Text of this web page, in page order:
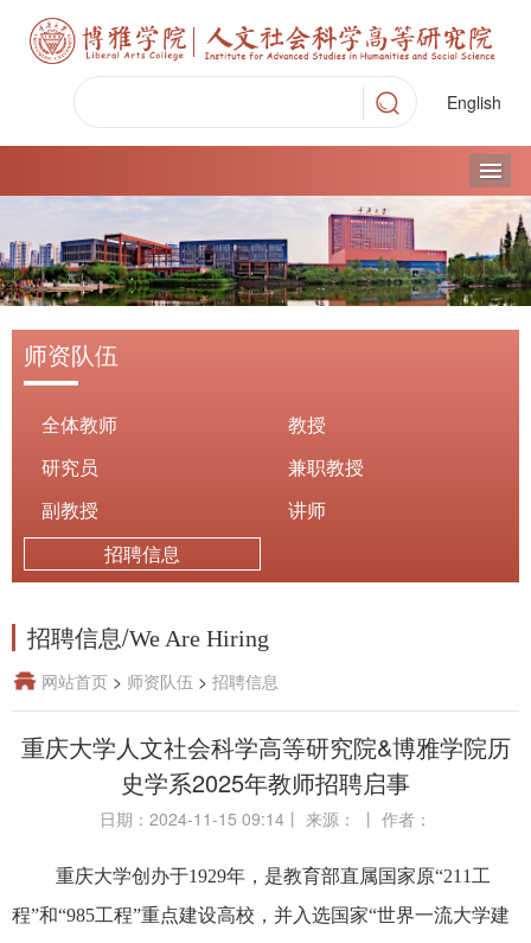
English
师资队伍
全体教师
教授
研究员
兼职教授
副教授
讲师
招聘信息
招聘信息/We Are Hiring
网站首页 > 师资队伍 > 招聘信息
重庆大学人文社会科学高等研究院&博雅学院历
史学系2025年教师招聘启事
日期：2024-11-15 09:14 丨 来源： 丨 作者：
重庆大学创办于1929年，是教育部直属国家原“211工
程”和“985工程”重点建设高校，并入选国家“世界一流大学建